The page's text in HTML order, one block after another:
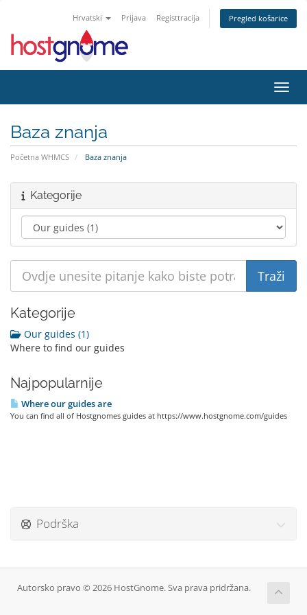
Hrvatski Prijava Registtracija Pregled košarice
Baza znanja
Početna WHMCS Baza znanja
Kategorije
Kategorije
Our guides (1)
Where to find our guides
Najpopularnije
Where our guides are
You can find all of Hostgnomes guides at https://www.hostgnome.com/guides
Podrška
Autorsko pravo © 2026 HostGnome. Sva prava pridržana.